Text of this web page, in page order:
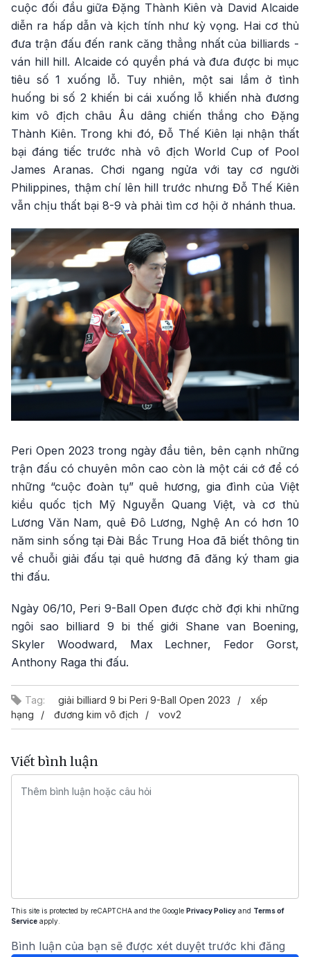
cuộc đối đầu giữa Đặng Thành Kiên và David Alcaide
diễn ra hấp dẫn và kịch tính như kỳ vọng. Hai cơ thủ
đưa trận đấu đến rank căng thẳng nhất của billiards -
ván hill hill. Alcaide có quyền phá và đưa được bi mục
tiêu số 1 xuống lỗ. Tuy nhiên, một sai lầm ở tình
huống bi số 2 khiến bi cái xuống lỗ khiến nhà đương
kim vô địch châu Âu dâng chiến thắng cho Đặng
Thành Kiên. Trong khi đó, Đỗ Thế Kiên lại nhận thất
bại đáng tiếc trước nhà vô địch World Cup of Pool
James Aranas. Chơi ngang ngửa với tay cơ người
Philippines, thậm chí lên hill trước nhưng Đỗ Thế Kiên
vẫn chịu thất bại 8-9 và phải tìm cơ hội ở nhánh thua.
Peri Open 2023 trong ngày đầu tiên, bên cạnh những
trận đấu có chuyên môn cao còn là một cái cớ để có
những “cuộc đoàn tụ” quê hương, gia đình của Việt
kiều quốc tịch Mỹ Nguyễn Quang Việt, và cơ thủ
Lương Văn Nam, quê Đô Lương, Nghệ An có hơn 10
năm sinh sống tại Đài Bắc Trung Hoa đã biết thông tin
về chuỗi giải đấu tại quê hương đã đăng ký tham gia
thi đấu.
Ngày 06/10, Peri 9-Ball Open được chờ đợi khi những
ngôi sao billiard 9 bi thế giới Shane van Boening,
Skyler Woodward, Max Lechner, Fedor Gorst,
Anthony Raga thi đấu.
Tag: giải billiard 9 bi Peri 9-Ball Open 2023
xếp
hạng
đương kim vô địch vov2
Viết bình luận
This site is protected by reCAPTCHA and the Google Privacy Policy and Terms of
Service apply.
Bình luận của bạn sẽ được xét duyệt trước khi đăng